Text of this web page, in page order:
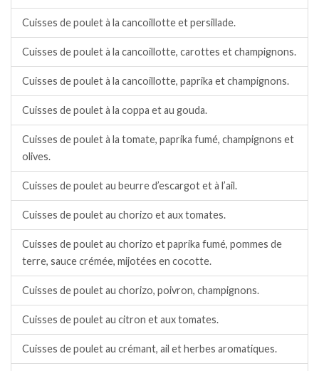
Cuisses de poulet à la cancoillotte et persillade.
Cuisses de poulet à la cancoillotte, carottes et champignons.
Cuisses de poulet à la cancoillotte, paprika et champignons.
Cuisses de poulet à la coppa et au gouda.
Cuisses de poulet à la tomate, paprika fumé, champignons et
olives.
Cuisses de poulet au beurre d’escargot et à l’ail.
Cuisses de poulet au chorizo et aux tomates.
Cuisses de poulet au chorizo et paprika fumé, pommes de
terre, sauce crémée, mijotées en cocotte.
Cuisses de poulet au chorizo, poivron, champignons.
Cuisses de poulet au citron et aux tomates.
Cuisses de poulet au crémant, ail et herbes aromatiques.